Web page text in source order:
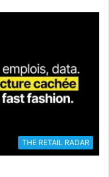
THE RETAIL RADAR